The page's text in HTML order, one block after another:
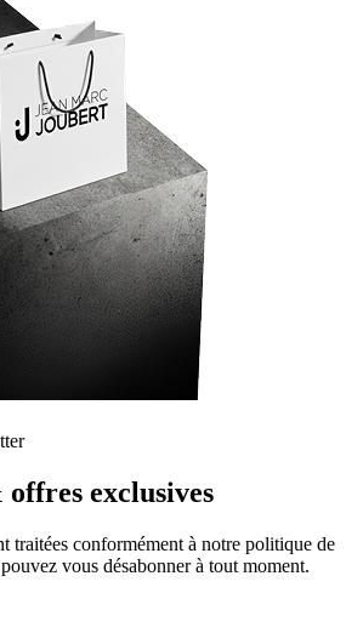
offres exclusives
traitées conformément à notre politique de
vous désabonner à tout moment.